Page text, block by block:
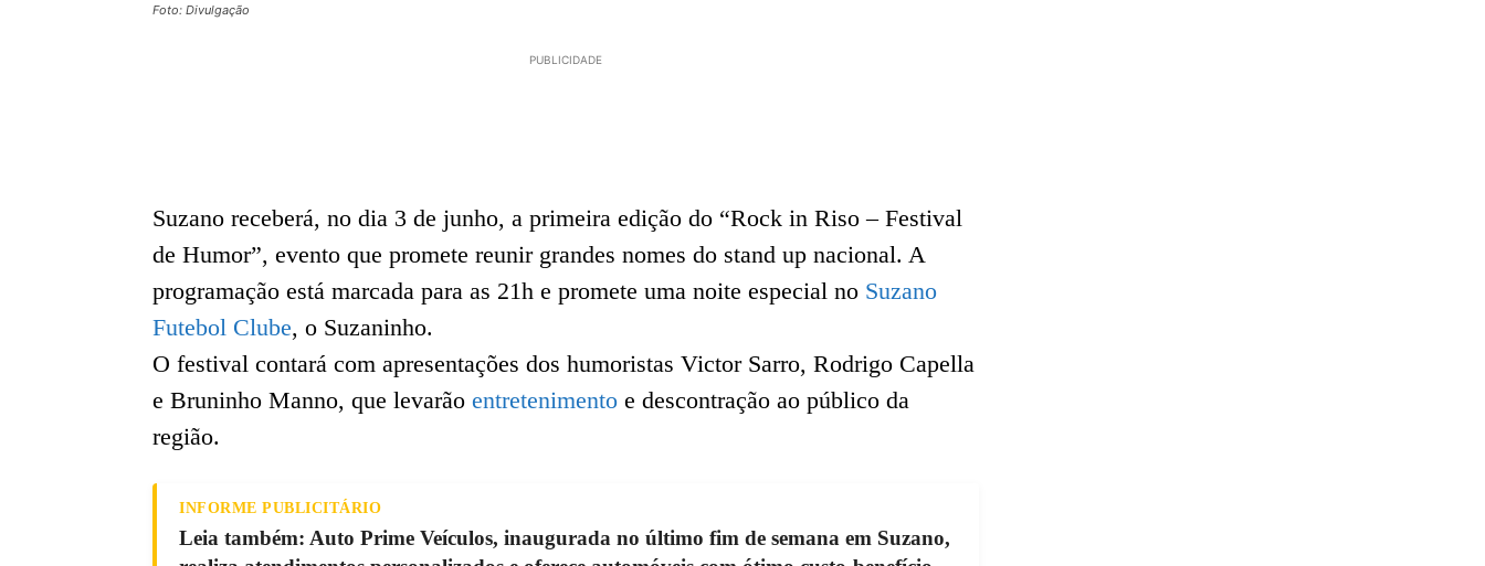
Foto: Divulgação
PUBLICIDADE
Suzano receberá, no dia 3 de junho, a primeira edição do “Rock in Riso – Festival
de Humor”, evento que promete reunir grandes nomes do stand up nacional. A
programação está marcada para as 21h e promete uma noite especial no Suzano
Futebol Clube, o Suzaninho.
O festival contará com apresentações dos humoristas Victor Sarro, Rodrigo Capella
e Bruninho Manno, que levarão entretenimento e descontração ao público da
região.
INFORME PUBLICITÁRIO
Leia também: Auto Prime Veículos, inaugurada no último fim de semana em Suzano,